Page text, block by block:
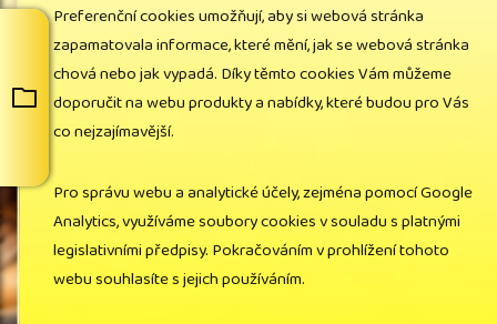
Preferenční cookies umožňují, aby si webová stránka
zapamatovala informace, které mění, jak se webová stránka
chová nebo jak vypadá. Díky těmto cookies Vám můžeme
doporučit na webu produkty a nabídky, které budou pro Vás
co nejzajímavější.
Pro správu webu a analytické účely, zejména pomocí Google
Analytics, využíváme soubory cookies v souladu s platnými
legislativními předpisy. Pokračováním v prohlížení tohoto
webu souhlasíte s jejich používáním.